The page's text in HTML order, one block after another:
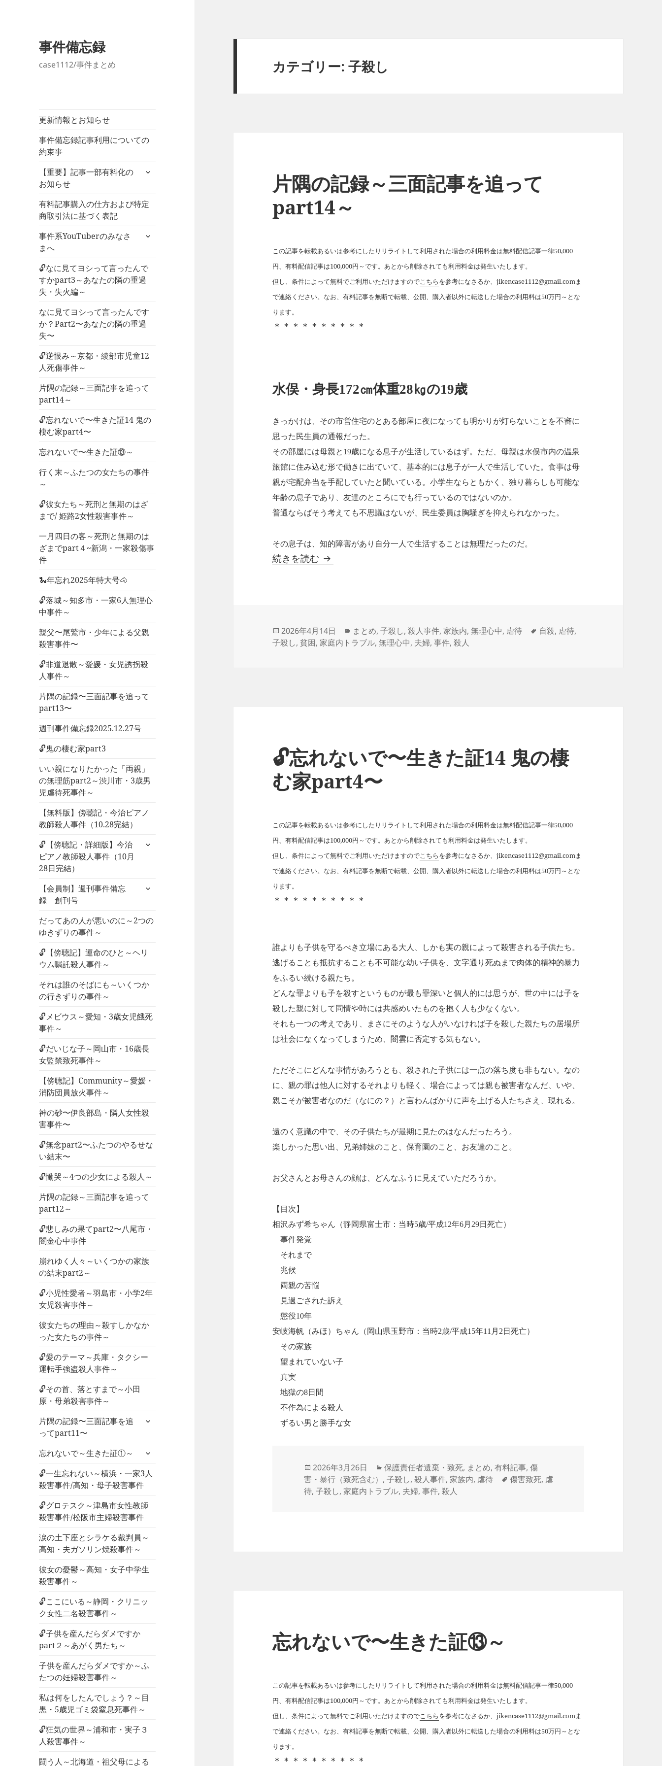
事件備忘録
case1112/事件まとめ
更新情報とお知らせ
事件備忘録記事利用についての
約束事
【重要】記事一部有料化の
お知らせ
サ
ニ
を
有料記事購入の仕方および特定
商取引法に基づく表記
事件系YouTuberのみなさ
まへ
サ
ニ
ュ
展
開
🔓なに見てヨシって言ったんで
すかpart3～あなたの隣の重過
失・失火編～
なに見てヨシって言ったんです
か？Part2〜あなたの隣の重過
失〜
🔓逆恨み～京都・綾部市児童12
人死傷事件～
片隅の記録～三面記事を追って
part14～
🔓忘れないで〜生きた証14 鬼の
棲む家part4〜
忘れないで〜生きた証⑬～
行く末～ふたつの女たちの事件
～
🔓彼女たち～死刑と無期のはざ
まで/ 姫路2女性殺害事件～
一月四日の客～死刑と無期のは
ざまでpart４~新潟・一家殺傷事
件
🐍年忘れ2025年特大号🐴
🔓落城～知多市・一家6人無理心
中事件～
親父〜尾鷲市・少年による父親
殺害事件〜
🔓非道退散～愛媛・女児誘拐殺
人事件～
片隅の記録〜三面記事を追って
part13〜
週刊事件備忘録2025.12.27号
🔓鬼の棲む家part3
いい親になりたかった「両親」
の無理筋part2～渋川市・3歳男
児虐待死事件～
【無料版】傍聴記・今治ピアノ
教師殺人事件（10.28完結）
🔓【傍聴記・詳細版】今治
ピアノ教師殺人事件（10月
28日完結）
サ
ュ
展
【会員制】週刊事件備忘
録 創刊号
サ
ニ
を
だってあの人が悪いのに～2つの
ゆきずりの事件～
🔓【傍聴記】運命のひと～ヘリ
ウム嘱託殺人事件～
それは誰のそばにも～いくつか
の行きずりの事件～
🔓メビウス～愛知・3歳女児餓死
事件～
🔓だいじな子～岡山市・16歳長
女監禁致死事件～
【傍聴記】Community～愛媛・
消防団員放火事件～
神の砂〜伊良部島・隣人女性殺
害事件〜
🔓無念part2〜ふたつのやるせな
い結末〜
🔓慟哭～4つの少女による殺人～
片隅の記録～三面記事を追って
part12～
🔓悲しみの果てpart2〜八尾市・
闇金心中事件
崩れゆく人々～いくつかの家族
の結末part2～
🔓小児性愛者～羽島市・小学2年
女児殺害事件～
彼女たちの理由～殺すしかなか
った女たちの事件～
🔓愛のテーマ～兵庫・タクシー
運転手強盗殺人事件～
🔓その首、落とすまで～小田
原・母弟殺害事件～
片隅の記録〜三面記事を追
ってpart11〜
サ
ニ
ー
を
開
忘れないで～生きた証①～
サ
メ
ニ
ー
を
開
🔓一生忘れない～横浜・一家3人
殺害事件/高知・母子殺害事件
🔓グロテスク～津島市女性教師
殺害事件/松阪市主婦殺害事件
涙の土下座とシラケる裁判員～
高知・夫ガソリン焼殺事件～
彼女の憂鬱～高知・女子中学生
殺害事件～
🔓ここにいる～静岡・クリニッ
ク女性二名殺害事件～
🔓子供を産んだらダメですか
part２～あがく男たち～
子供を産んだらダメですか～ふ
たつの妊婦殺害事件～
私は何をしたんでしょう？～目
黒・5歳児ゴミ袋窒息死事件～
🔓狂気の世界～浦和市・実子３
人殺害事件～
闘う人～北海道・祖父母による
カテゴリー:子殺し
片隅の記録～三面記事を追って
part14～
この記事を転載あるいは参考にしたりリライトして利用された場合の利用料金は無料配信記事一律50,000
円、有料配信記事は100,000円～です。あとから削除されても利用料金は発生いたします。
但し、条件によって無料でご利用いただけますのでこちらを参考になさるか、jikencase1112@gmail.comま
で連絡ください。なお、有料記事を無断で転載、公開、購入者以外に転送した場合の利用料は50万円～とな
ります。
＊＊＊＊＊＊＊＊＊＊
水俣・身長172㎝体重28㎏の19歳
きっかけは、その市営住宅のとある部屋に夜になっても明かりが灯らないことを不審に
思った民生員の通報だった。
その部屋には母親と19歳になる息子が生活しているはず。ただ、母親は水俣市内の温泉
旅館に住み込む形で働きに出ていて、基本的には息子が一人で生活していた。食事は母
親が宅配弁当を手配していたと聞いている。小学生ならともかく、独り暮らしも可能な
年齢の息子であり、友達のところにでも行っているのではないのか。
普通ならばそう考えても不思議はないが、民生委員は胸騒ぎを抑えられなかった。
その息子は、知的障害があり自分一人で生活することは無理だったのだ。
続きを読む 片隅の記録～三面記事を追ってpart14～
投
稿
2026年4月14日
カ
テ
まとめ,子殺し,殺人事件, 家族内,無理心中, 虐待
タ
自殺, 虐待,
子殺し,貧困, 家庭内トラブル,無理心中, 夫婦,事件,殺人
🔓忘れないで〜生きた証14 鬼の棲
む家part4〜
この記事を転載あるいは参考にしたりリライトして利用された場合の利用料金は無料配信記事一律50,000
円、有料配信記事は100,000円～です。あとから削除されても利用料金は発生いたします。
但し、条件によって無料でご利用いただけますのでこちらを参考になさるか、jikencase1112@gmail.comま
で連絡ください。なお、有料記事を無断で転載、公開、購入者以外に転送した場合の利用料は50万円～とな
ります。
＊＊＊＊＊＊＊＊＊＊
誰よりも子供を守るべき立場にある大人、しかも実の親によって殺害される子供たち。
逃げることも抵抗することも不可能な幼い子供を、文字通り死ぬまで肉体的精神的暴力
をふるい続ける親たち。
どんな罪よりも子を殺すというものが最も罪深いと個人的には思うが、世の中には子を
殺した親に対して同情や時には共感めいたものを抱く人も少なくない。
それも一つの考えであり、まさにそのような人がいなければ子を殺した親たちの居場所
は社会になくなってしまうため、闇雲に否定する気もない。
ただそこにどんな事情があろうとも、殺された子供には一点の落ち度も非もない。なの
に、親の罪は他人に対するそれよりも軽く、場合によっては親も被害者なんだ、いや、
親こそが被害者なのだ（なにの？）と言わんばかりに声を上げる人たちさえ、現れる。
遠のく意識の中で、その子供たちが最期に見たのはなんだったろう。
楽しかった思い出、兄弟姉妹のこと、保育園のこと、お友達のこと。
お父さんとお母さんの顔は、どんなふうに見えていただろうか。
【目次】
相沢みず希ちゃん（静岡県富士市：当時5歳/平成12年6月29日死亡）
事件発覚
それまで
兆候
両親の苦悩
見過ごされた訴え
懲役10年
安岐海帆（みほ）ちゃん（岡山県玉野市：当時2歳/平成15年11月2日死亡）
その家族
望まれていない子
真実
地獄の8日間
不作為による殺人
ずるい男と勝手な女
投
稿
日:
2026年3月26日
カ
テ
ゴ
保護責任者遺棄・致死, まとめ, 有料記事, 傷
害・暴行（致死含む） , 子殺し, 殺人事件, 家族内, 虐待
タ
傷害致死, 虐
待, 子殺し, 家庭内トラブル, 夫婦, 事件, 殺人
忘れないで〜生きた証⑬～
この記事を転載あるいは参考にしたりリライトして利用された場合の利用料金は無料配信記事一律50,000
円、有料配信記事は100,000円～です。あとから削除されても利用料金は発生いたします。
但し、条件によって無料でご利用いただけますのでこちらを参考になさるか、jikencase1112@gmail.comま
で連絡ください。なお、有料記事を無断で転載、公開、購入者以外に転送した場合の利用料は50万円～とな
ります。
＊＊＊＊＊＊＊＊＊＊